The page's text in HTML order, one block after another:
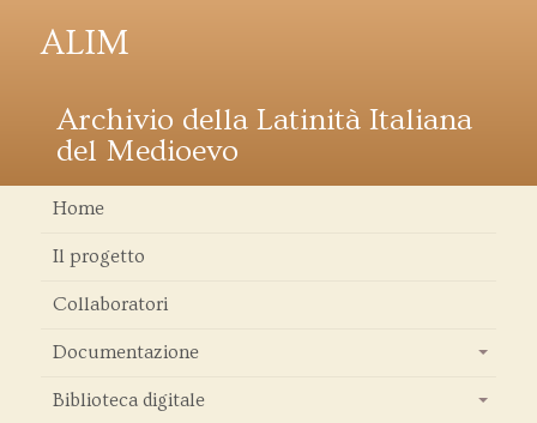
ALIM
Archivio della Latinità Italiana
del Medioevo
Home
Il progetto
Collaboratori
Documentazione
Biblioteca digitale